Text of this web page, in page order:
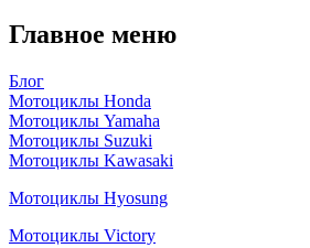
Главное меню
Блог
Мотоциклы Honda
Мотоциклы Yamaha
Мотоциклы Suzuki
Мотоциклы Kawasaki
Мотоциклы Hyosung
Мотоциклы Victory